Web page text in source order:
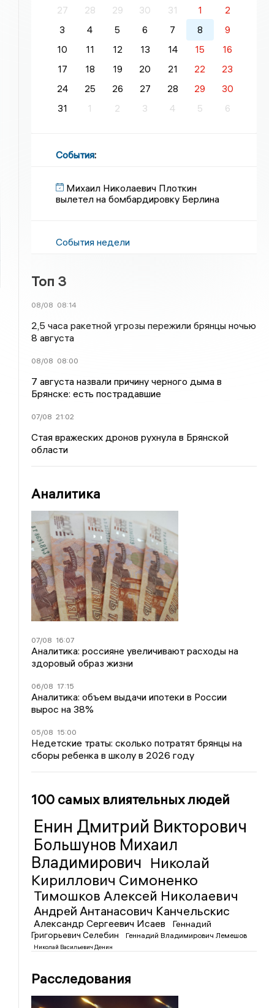
27
28 29 30 31 1
2
3
4 5 6 7 8
9
10
11 12 13 14 15
16
17
18 19 20 21 22
23
24
25 26 27 28 29
30
31
1 2 3 4 5 6
События:
Михаил Николаевич Плоткин
вылетел на бомбардировку Берлина
События недели
Топ 3
08/08 08:14
2,5 часа ракетной угрозы пережили брянцы ночью
8 августа
08/08 08:00
7 августа назвали причину черного дыма в
Брянске: есть пострадавшие
07/08 21:02
Стая вражеских дронов рухнула в Брянской
области
Аналитика
07/08 16:07
Аналитика: россияне увеличивают расходы на
здоровый образ жизни
06/08 17:15
Аналитика: объем выдачи ипотеки в России
вырос на 38%
05/08 15:00
Недетские траты: сколько потратят брянцы на
сборы ребенка в школу в 2026 году
100 самых влиятельных людей
Енин Дмитрий Викторович
Большунов Михаил
Владимирович Николай
Кириллович Симоненко
Тимошков Алексей Николаевич
Андрей Антанасович Канчельскис
Александр Сергеевич Исаев
Геннадий
Григорьевич Селебин
Геннадий Владимирович Лемешов
Николай Васильевич Денин
Расследования